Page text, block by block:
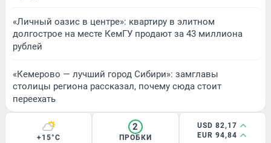
«Личный оазис в центре»: квартиру в элитном
долгострое на месте КемГУ продают за 43 миллиона
рублей
«Кемерово — лучший город Сибири»: замглавы
столицы региона рассказал, почему сюда стоит
переехать
+15°C
2
ПРОБКИ
USD 82,17
EUR 94,84